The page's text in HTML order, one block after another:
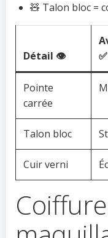
🧸 Talon bloc =
Détail 👁️
✅
Pointe
carrée
Talon bloc
Cuir verni